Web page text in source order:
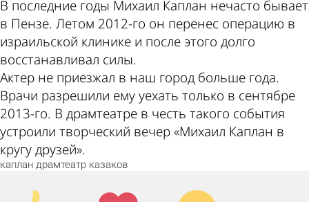
В последние годы Михаил Каплан нечасто бывает
в Пензе. Летом 2012-го он перенес операцию в
израильской клинике и после этого долго
восстанавливал силы.
Актер не приезжал в наш город больше года.
Врачи разрешили ему уехать только в сентябре
2013-го. В драмтеатре в честь такого события
устроили творческий вечер «Михаил Каплан в
кругу друзей».
каплан драмтеатр казаков